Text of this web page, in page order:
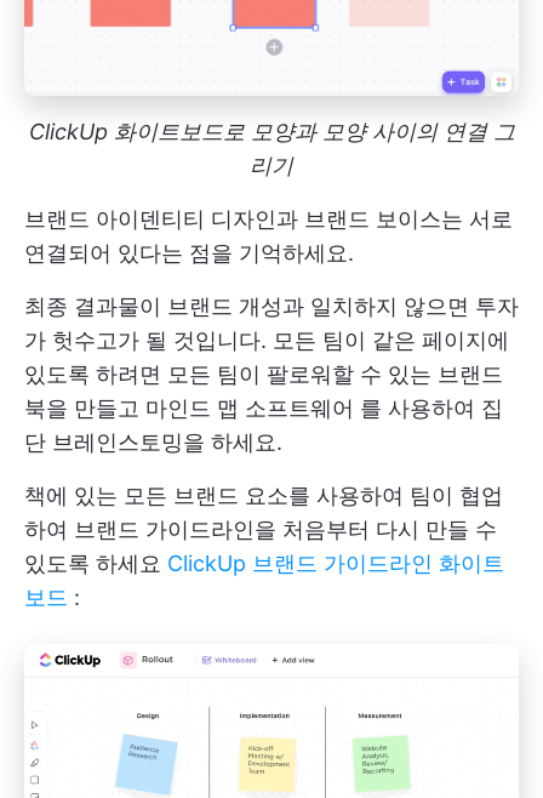
ClickUp 화이트보드로 모양과 모양 사이의 연결 그
리기
브랜드 아이덴티티 디자인과 브랜드 보이스는 서로
연결되어 있다는 점을 기억하세요.
최종 결과물이 브랜드 개성과 일치하지 않으면 투자
가 헛수고가 될 것입니다. 모든 팀이 같은 페이지에
있도록 하려면 모든 팀이 팔로워할 수 있는 브랜드
북을 만들고 마인드 맵 소프트웨어 를 사용하여 집
단 브레인스토밍을 하세요.
책에 있는 모든 브랜드 요소를 사용하여 팀이 협업
하여 브랜드 가이드라인을 처음부터 다시 만들 수
있도록 하세요 ClickUp 브랜드 가이드라인 화이트
보드 :